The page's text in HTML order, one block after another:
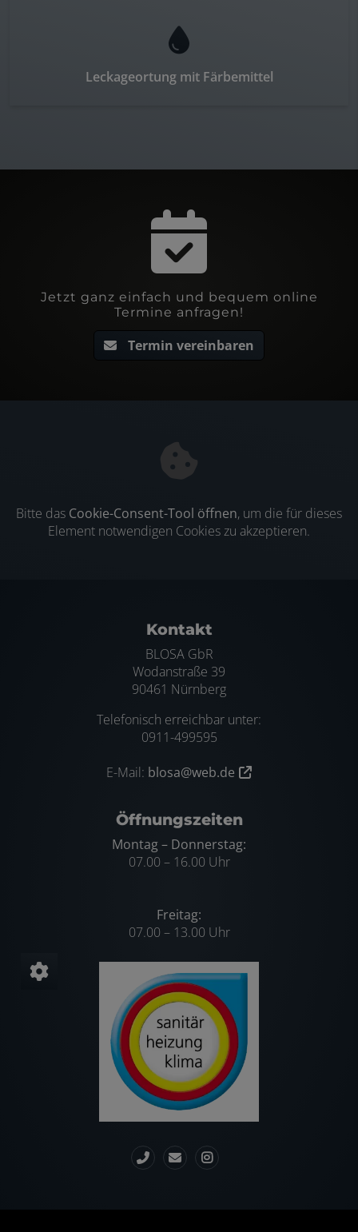
Leckageortung mit Färbemittel
Jetzt ganz einfach und bequem online
Termine anfragen!
Termin vereinbaren
Bitte das Cookie-Consent-Tool öffnen, um die für dieses
Element notwendigen Cookies zu akzeptieren.
Footer - Kontaktdaten und
Kontakt
BLOSA GbR
Wodanstraße 39
90461 Nürnberg
Telefonisch erreichbar unter:
0911-499595
E-Mail: blosa@web.de
Öffnungszeiten
Montag – Donnerstag:
07.00 – 16.00 Uhr
Freitag:
07.00 – 13.00 Uhr